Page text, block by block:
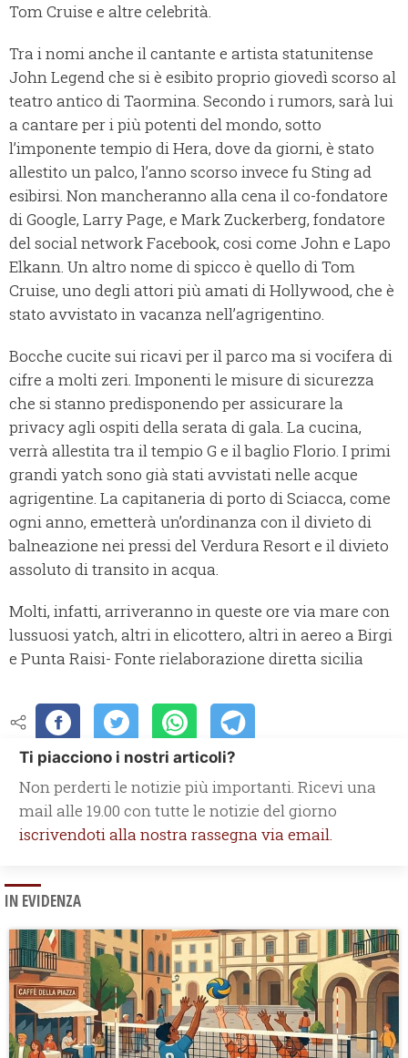
Tom Cruise e altre celebrità.
Tra i nomi anche il cantante e artista statunitense
John Legend che si è esibito proprio giovedì scorso al
teatro antico di Taormina. Secondo i rumors, sarà lui
a cantare per i più potenti del mondo, sotto
l’imponente tempio di Hera, dove da giorni, è stato
allestito un palco, l’anno scorso invece fu Sting ad
esibirsi. Non mancheranno alla cena il co-fondatore
di Google, Larry Page, e Mark Zuckerberg, fondatore
del social network Facebook, cosi come John e Lapo
Elkann. Un altro nome di spicco è quello di Tom
Cruise, uno degli attori più amati di Hollywood, che è
stato avvistato in vacanza nell’agrigentino.
Bocche cucite sui ricavi per il parco ma si vocifera di
cifre a molti zeri. Imponenti le misure di sicurezza
che si stanno predisponendo per assicurare la
privacy agli ospiti della serata di gala. La cucina,
verrà allestita tra il tempio G e il baglio Florio. I primi
grandi yatch sono già stati avvistati nelle acque
agrigentine. La capitaneria di porto di Sciacca, come
ogni anno, emetterà un’ordinanza con il divieto di
balneazione nei pressi del Verdura Resort e il divieto
assoluto di transito in acqua.
Molti, infatti, arriveranno in queste ore via mare con
lussuosi yatch, altri in elicottero, altri in aereo a Birgi
e Punta Raisi- Fonte rielaborazione diretta sicilia
Ti piacciono i nostri articoli?
Non perderti le notizie più importanti. Ricevi una
mail alle 19.00 con tutte le notizie del giorno
iscrivendoti alla nostra rassegna via email.
IN EVIDENZA